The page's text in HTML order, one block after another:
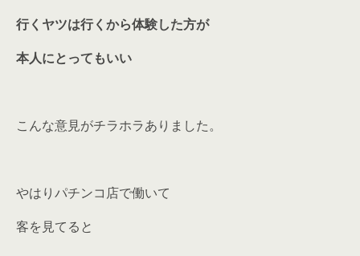
行くヤツは行くから体験した方が
本人にとってもいい
こんな意見がチラホラありました。
やはりパチンコ店で働いて
客を見てると